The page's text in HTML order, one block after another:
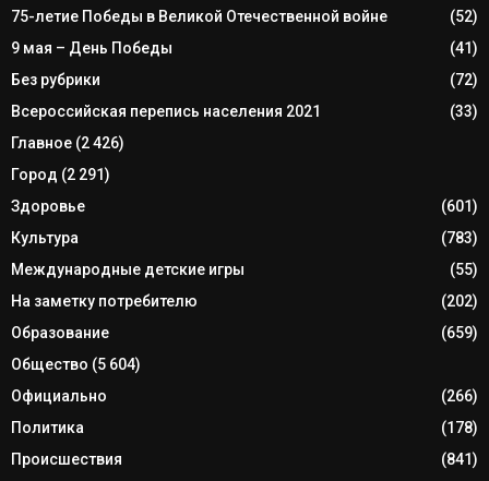
75-летие Победы в Великой Отечественной войне
(52)
9 мая – День Победы
(41)
Без рубрики
(72)
Всероссийская перепись населения 2021
(33)
Главное (2 426)
Город (2 291)
Здоровье
(601)
Культура
(783)
Международные детские игры
(55)
На заметку потребителю
(202)
Образование
(659)
Общество (5 604)
Официально
(266)
Политика
(178)
Происшествия
(841)